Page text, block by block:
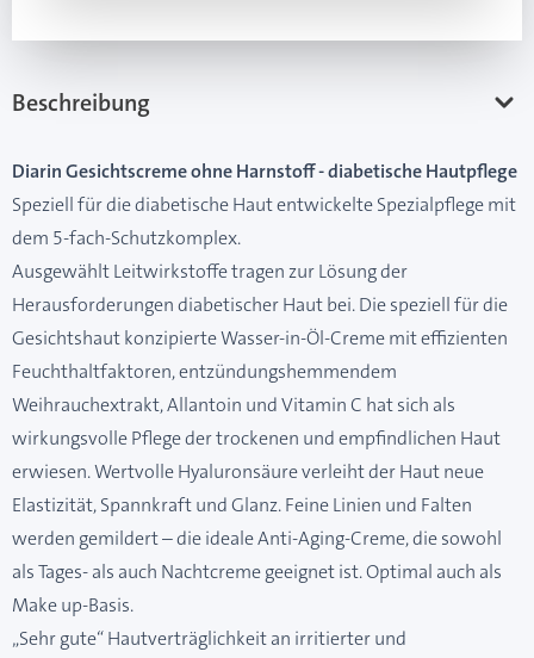
Beschreibung
Diarin Gesichtscreme ohne Harnstoff - diabetische Hautpflege
Speziell für die diabetische Haut entwickelte Spezialpflege mit
dem 5-fach-Schutzkomplex.
Ausgewählt Leitwirkstoffe tragen zur Lösung der
Herausforderungen diabetischer Haut bei. Die speziell für die
Gesichtshaut konzipierte Wasser-in-Öl-Creme mit effizienten
Feuchthaltfaktoren, entzündungshemmendem
Weihrauchextrakt, Allantoin und Vitamin C hat sich als
wirkungsvolle Pflege der trockenen und empfindlichen Haut
erwiesen. Wertvolle Hyaluronsäure verleiht der Haut neue
Elastizität, Spannkraft und Glanz. Feine Linien und Falten
werden gemildert – die ideale Anti-Aging-Creme, die sowohl
als Tages- als auch Nachtcreme geeignet ist. Optimal auch als
Make up-Basis.
„Sehr gute“ Hautverträglichkeit an irritierter und